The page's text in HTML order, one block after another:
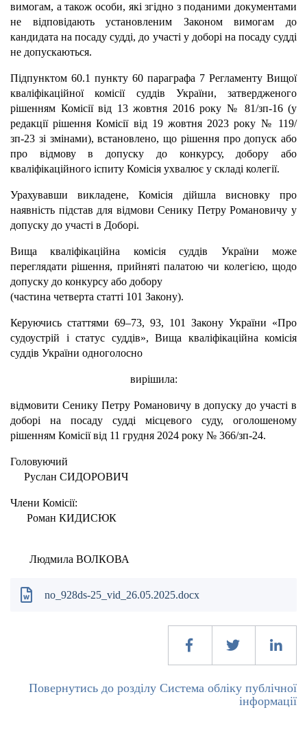
вимогам, а також особи, які згідно з поданими документами
не відповідають установленим Законом вимогам до
кандидата на посаду судді, до участі у доборі на посаду судді
не допускаються.
Підпунктом 60.1 пункту 60 параграфа 7 Регламенту Вищої
кваліфікаційної комісії суддів України, затвердженого
рішенням Комісії від 13 жовтня 2016 року № 81/зп-16 (у
редакції рішення Комісії від 19 жовтня 2023 року № 119/
зп-23 зі змінами), встановлено, що рішення про допуск або
про відмову в допуску до конкурсу, добору або
кваліфікаційного іспиту Комісія ухвалює у складі колегії.
Урахувавши викладене, Комісія дійшла висновку про
наявність підстав для відмови Сенику Петру Романовичу у
допуску до участі в Доборі.
Вища кваліфікаційна комісія суддів України може
переглядати рішення, прийняті палатою чи колегією, щодо
допуску до конкурсу або добору
(частина четверта статті 101 Закону).
Керуючись статтями 69–73, 93, 101 Закону України «Про
судоустрій і статус суддів», Вища кваліфікаційна комісія
суддів України одноголосно
вирішила:
відмовити Сенику Петру Романовичу в допуску до участі в
доборі на посаду судді місцевого суду, оголошеному
рішенням Комісії від 11 грудня 2024 року № 366/зп-24.
Головуючий
Руслан СИДОРОВИЧ
Члени Комісії:
Роман КИДИСЮК
Людмила ВОЛКОВА
no_928ds-25_vid_26.05.2025.docx
Повернутись до розділу Система обліку публічної
інформації